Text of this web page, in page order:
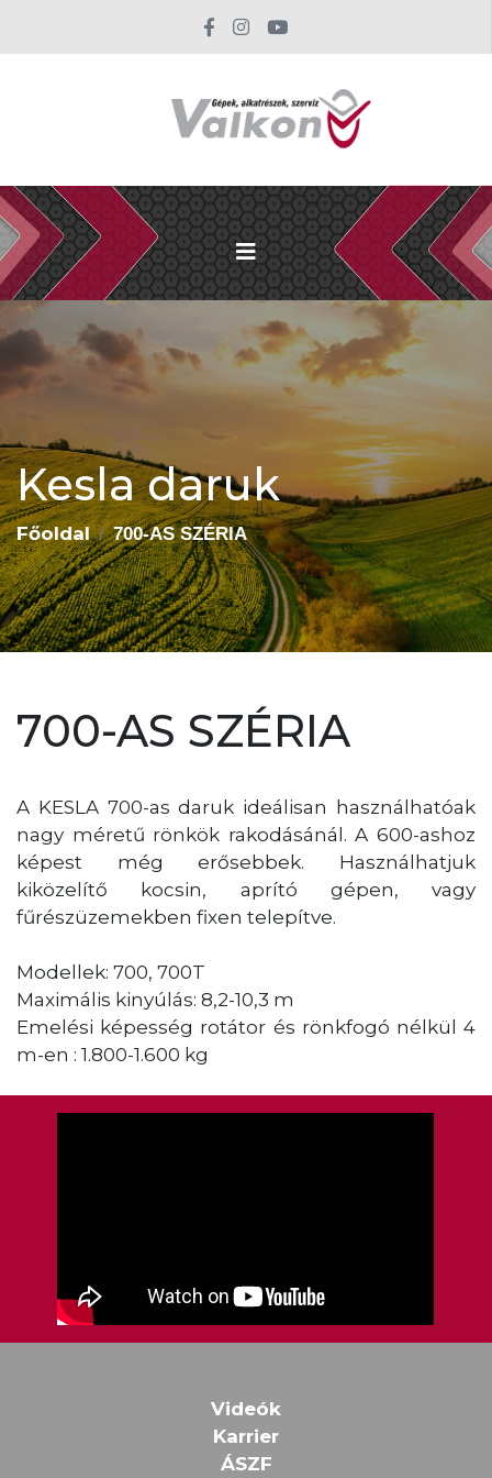
Kesla daruk
Főoldal 700-AS SZÉRIA
700-AS SZÉRIA
A KESLA 700-as daruk ideálisan használhatóak
nagy méretű rönkök rakodásánál. A 600-ashoz
képest még erősebbek. Használhatjuk
kiközelítő kocsin, aprító gépen, vagy
fűrészüzemekben fixen telepítve.
Modellek: 700, 700T
Maximális kinyúlás: 8,2-10,3 m
Emelési képesség rotátor és rönkfogó nélkül 4
m-en : 1.800-1.600 kg
Videók
Karrier
ÁSZF